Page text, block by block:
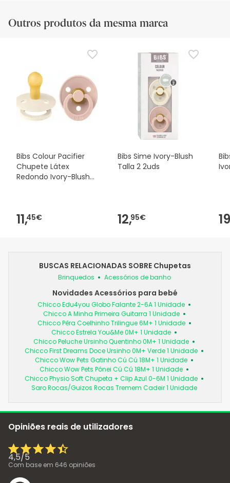
Outros produtos da mesma marca
Bibs Colour Pacifier
Chupete Látex
Redondo Ivory-Blush
11,45€
Bibs Sime Ivory-Blush
Talla 2 2uds
12,95€
BUSCAS RELACIONADAS SOBRE Chupetas
Brinquedos Acessórios de banho
Novidades Acessórios para bebé
Chicco Edu4you Globo Falante 2-6A 1 Unidade
Chicco A Minha Primeira Guitarra 1 Unidade
Chicco Pêra Coelhinho Trilingue 6M+ 1 Unidade
Chicco Estrela You&Me 0M+ 1 Unidade
Chicco Peluche Ursinho Quentinho 0M+ 1 Unidade
Chicco First Dreams Doce Ursinho 0M+ Verde 1 Unidade
Chicco Wow Pets Gatinho Cú Cú 18M+ 1 Unidade
Chicco Wow Pets Pónei Cú Cú 18M+ 1 Unidade
Chicco Physio Soft Chupeta + Clip Azul 0-6M 1 Unidade
Saro Rocas/Guizos Rocas Tremem Cadeir 1 Unidade
Opiniões reais de utilizadores
4,5/5
Com base em 646 opiniões